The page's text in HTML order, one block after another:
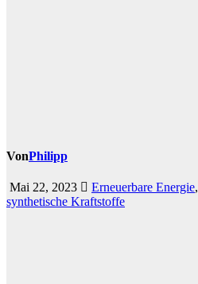
VonPhilipp
Mai 22, 2023 Erneuerbare Energie,
synthetische Kraftstoffe